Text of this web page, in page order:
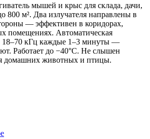
мышей и крыс для склада, дачи,
800 м². Два излучателя направлены в
— эффективен в коридорах,
помещениях. Автоматическая
18–70 кГц каждые 1–3 минуты —
Работает до −40°C. Не слышен
домашних животных и птицы.